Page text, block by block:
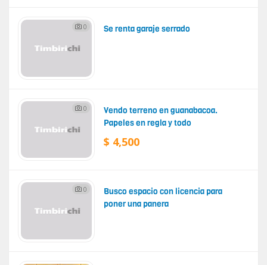
0 Se renta garaje serrado
0
Vendo terreno en guanabacoa.
Papeles en regla y todo
$ 4,500
0
Busco espacio con licencia para
poner una panera